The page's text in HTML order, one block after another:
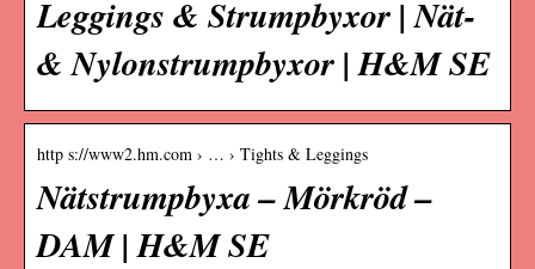
Leggings & Strumpbyxor | Nät-
& Nylonstrumpbyxor | H&M SE
http s://www2.hm.com › … › Tights & Leggings
Nätstrumpbyxa – Mörkröd –
DAM | H&M SE